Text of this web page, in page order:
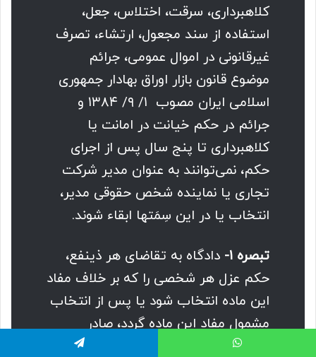
کلاهبرداری، سرقت، اختلاس، جعل،
استفاده از سند مجعول، ارتشاء، تصرف
غیرقانونی در اموال عمومی، جرائم
موضوع قانون بازار اوراق بهادار جمهوری
اسلامی ایران مصوب ۱/ ۹/ ۱۳۸۴ و
جرائم در حکم خیانت در امانت یا
کلاهبرداری تا پنج سال پس از اجرای
حکم، نمی‌توانند به عنوان مدیر شرکت
تجاری یا نماینده شخص حقوقی مدیر،
انتخاب یا در این سِمَتها ابقاء شوند.
تبصره ۱-
دادگاه به تقاضای هر ذینفع،
حکم عزل هر شخصی را که بر خلاف مفاد
این ماده انتخاب شود یا پس از انتخاب
مشمول مفاد این ‌ماده گردد، صادر
می‌کند و حکم دادگاه مزبور قطعی است.